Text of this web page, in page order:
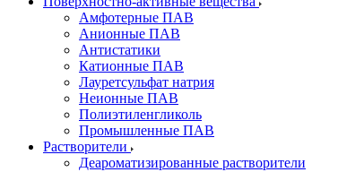
Амфотерные ПАВ
Анионные ПАВ
Антистатики
Катионные ПАВ
Лауретсульфат натрия
Неионные ПАВ
Полиэтиленгликоль
Промышленные ПАВ
Растворители
Деароматизированные растворители